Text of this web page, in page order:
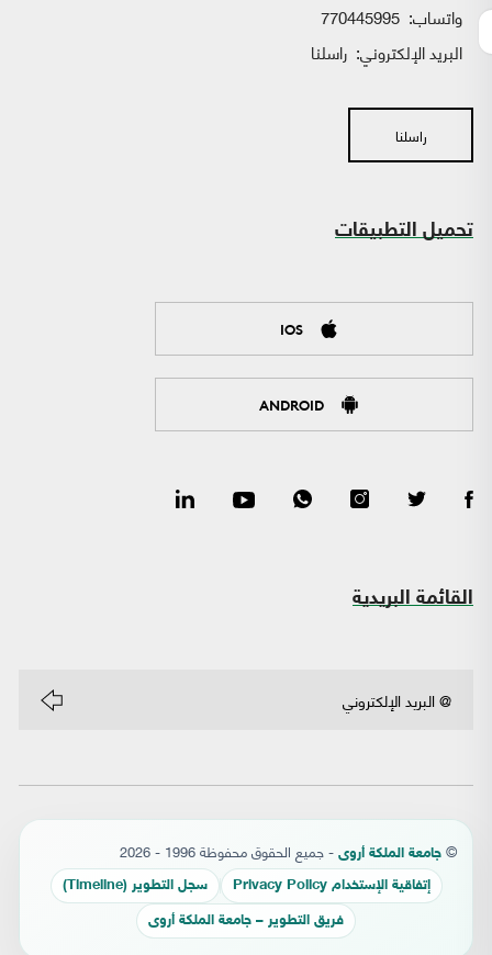
واتساب:
البريد الإلكتروني: راسلنا
راسلنا
تحميل التطبيقات
IOS
ANDROID
القائمة البريدية
© جامعة الملكة أروى - جميع الحقوق محفوظة 1996 - 2026
إتفاقية الإستخدام Privacy Policy سجل التطوير (Timeline)
فريق التطوير – جامعة الملكة أروى